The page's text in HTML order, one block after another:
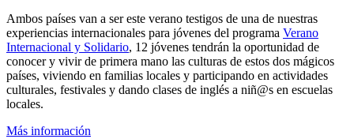
Ambos países van a ser este verano testigos de una de nuestras
experiencias internacionales para jóvenes del programa Verano
Internacional y Solidario, 12 jóvenes tendrán la oportunidad de
conocer y vivir de primera mano las culturas de estos dos mágicos
países, viviendo en familias locales y participando en actividades
culturales, festivales y dando clases de inglés a niñ@s en escuelas
locales.
Más información